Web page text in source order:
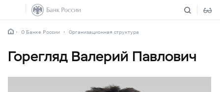
О Банке России Организационная структура
Горегляд Валерий Павлович